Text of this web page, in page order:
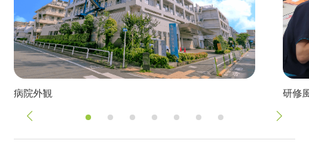
病院外観 研修